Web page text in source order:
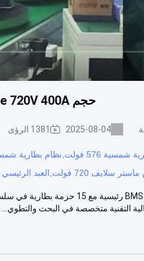
حجم 5U BMS Master Slave 720V 400A تيار تفريغ لـ UPS احتياطي
2025-08-04 1381 الرؤى